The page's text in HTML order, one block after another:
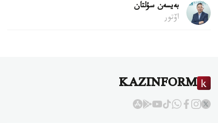
بەيسەن سۇلتان
اۆتور
KAZINFORM